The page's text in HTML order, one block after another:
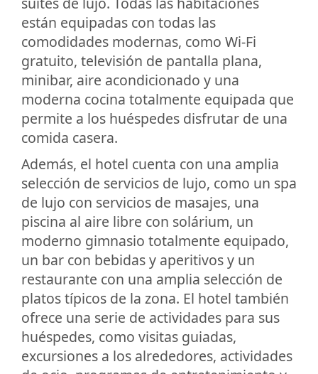
están equipadas con todas las
comodidades modernas, como Wi-Fi
gratuito, televisión de pantalla plana,
minibar, aire acondicionado y una
moderna cocina totalmente equipada que
permite a los huéspedes disfrutar de una
comida casera.
Además, el hotel cuenta con una amplia
selección de servicios de lujo, como un spa
de lujo con servicios de masajes, una
piscina al aire libre con solárium, un
moderno gimnasio totalmente equipado,
un bar con bebidas y aperitivos y un
restaurante con una amplia selección de
platos típicos de la zona. El hotel también
ofrece una serie de actividades para sus
huéspedes, como visitas guiadas,
excursiones a los alrededores, actividades